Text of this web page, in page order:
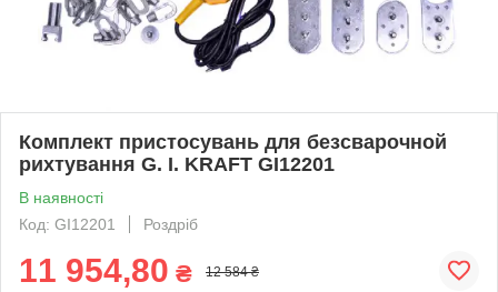
Комплект пристосувань для безсварочной
рихтування G. I. KRAFT GI12201
В наявності
Код: GI12201
Роздріб
11 954,80 ₴ 12 584 ₴